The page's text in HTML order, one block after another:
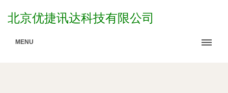
北京优捷讯达科技有限公司
MENU